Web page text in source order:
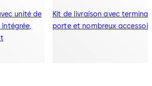
unité de
intégrée,
Kit de livraison avec terminal
porte et nombreux